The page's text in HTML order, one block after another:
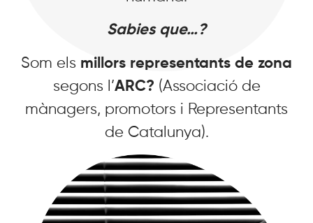
Sabies que…?
Som els millors representants de zona
segons l’ARC? (Associació de
mànagers, promotors i Representants
de Catalunya).